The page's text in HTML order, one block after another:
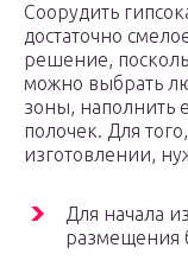
Соорудить
достаточно
решение,
можно выбрать
зоны, наполнить
полочек. Для
изготовлении,
Для начала
размещения